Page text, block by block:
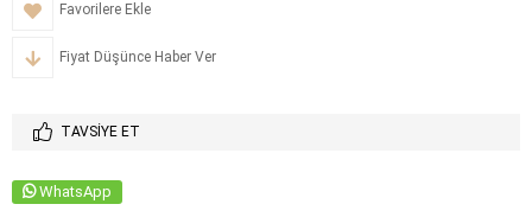
Favorilere Ekle
Fiyat Düşünce Haber Ver
TAVSIYE ET
WhatsApp